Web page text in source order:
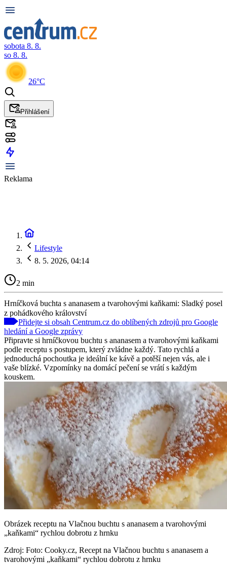
sobota 8. 8.
so 8. 8.
26°C
Přihlášení
Reklama
Lifestyle
8. 5. 2026, 04:14
2 min
Hrníčková buchta s ananasem a tvarohovými kaňkami: Sladký posel
z pohádkového království
Přidejte si obsah Centrum.cz do oblíbených zdrojů pro Google
hledání a Google zprávy
Připravte si hrníčkovou buchtu s ananasem a tvarohovými kaňkami
podle receptu s postupem, který zvládne každý. Tato rychlá a
jednoduchá pochoutka je ideální ke kávě a potěší nejen vás, ale i
vaše blízké. Vzpomínky na domácí pečení se vrátí s každým
kouskem.
Obrázek receptu na Vlačnou buchtu s ananasem a tvarohovými
„kaňkami“ rychlou dobrotu z hrnku
Zdroj: Foto: Cooky.cz, Recept na Vlačnou buchtu s ananasem a
tvarohovými „kaňkami“ rychlou dobrotu z hrnku